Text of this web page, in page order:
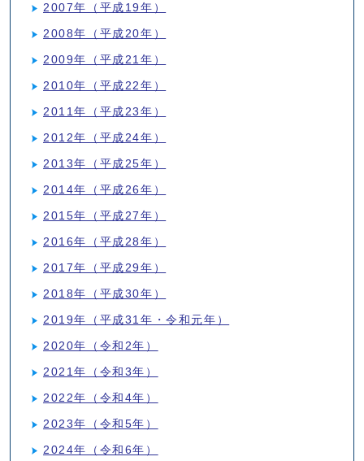
2007年（平成19年）
2008年（平成20年）
2009年（平成21年）
2010年（平成22年）
2011年（平成23年）
2012年（平成24年）
2013年（平成25年）
2014年（平成26年）
2015年（平成27年）
2016年（平成28年）
2017年（平成29年）
2018年（平成30年）
2019年（平成31年・令和元年）
2020年（令和2年）
2021年（令和3年）
2022年（令和4年）
2023年（令和5年）
2024年（令和6年）